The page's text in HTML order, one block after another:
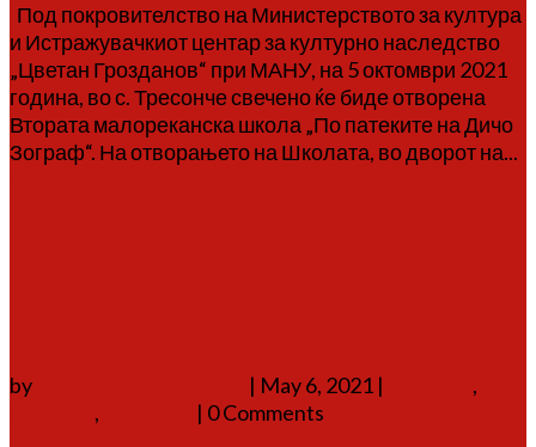
Под покровителство на Министерството за култура
и Истражувачкиот центар за културно наследство
„Цветан Грозданов“ при МАНУ, на 5 октомври 2021
година, во с. Тресонче свечено ќе биде отворена
Втората малореканска школа „По патеките на Дичо
Зограф“. На отворањето на Школата, во дворот на...
by | May 6, 2021 |
,
,
| 0 Comments